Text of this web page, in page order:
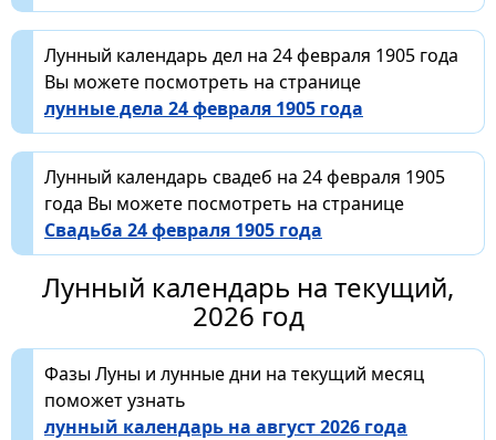
Лунный календарь дел на 24 февраля 1905 года
Вы можете посмотреть на странице
лунные дела 24 февраля 1905 года
Лунный календарь свадеб на 24 февраля 1905
года Вы можете посмотреть на странице
Свадьба 24 февраля 1905 года
Лунный календарь на текущий,
2026 год
Фазы Луны и лунные дни на текущий месяц
поможет узнать
лунный календарь на август 2026 года